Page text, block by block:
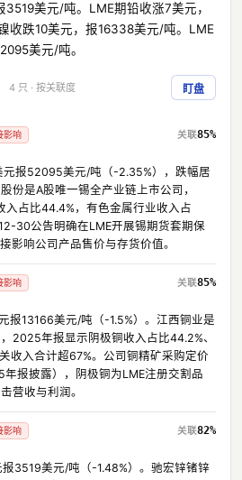
美元/吨。LME期铅收涨7美元，
收跌10美元，报16338美元/吨。LME
美元/吨。
4 只 · 按关联度 盯盘
影响
85%
元报52095美元/吨（-2.35%），跌幅居
份是A股唯一锡全产业链上市公司，
入占比44.4%，有色金属行业收入占
30公告明确在LME开展锡期货套期保
影响公司产品售价与存货价值。
影响
85%
报13166美元/吨（-1.5%）。江西铜业是
2025年报显示阴极铜收入占比44.2%、
收入合计超67%。公司铜精矿采购定价
报披露），阴极铜为LME注册交割品
营收与利润。
影响
82%
3519美元/吨（-1.48%）。驰宏锌锗锌